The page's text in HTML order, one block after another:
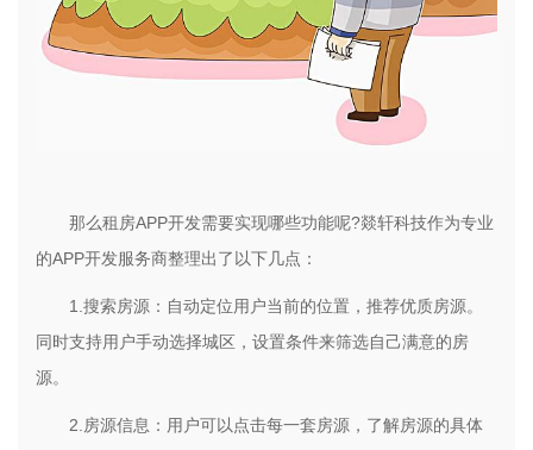
那么租房APP开发需要实现哪些功能呢?燚轩科技作为专业
的APP开发服务商整理出了以下几点：
1.搜索房源：自动定位用户当前的位置，推荐优质房源。
同时支持用户手动选择城区，设置条件来筛选自己满意的房
源。
2.房源信息：用户可以点击每一套房源，了解房源的具体